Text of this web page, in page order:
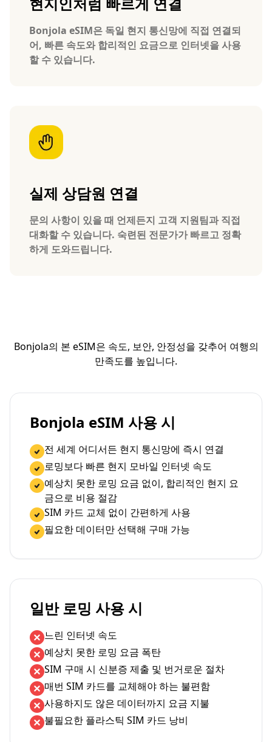
Bonjola eSIM은 독일 현지 통신망에 직접 연결되
어, 빠른 속도와 합리적인 요금으로 인터넷을 사용
할 수 있습니다.
실제 상담원 연결
문의 사항이 있을 때 언제든지 고객 지원팀과 직접
대화할 수 있습니다. 숙련된 전문가가 빠르고 정확
하게 도와드립니다.
Bonjola의 본 eSIM은 속도, 보안, 안정성을 갖추어 여행의
만족도를 높입니다.
Bonjola eSIM 사용 시
전 세계 어디서든 현지 통신망에 즉시 연결
로밍보다 빠른 현지 모바일 인터넷 속도
예상치 못한 로밍 요금 없이, 합리적인 현지 요
금으로 비용 절감
SIM 카드 교체 없이 간편하게 사용
필요한 데이터만 선택해 구매 가능
일반 로밍 사용 시
느린 인터넷 속도
예상치 못한 로밍 요금 폭탄
SIM 구매 시 신분증 제출 및 번거로운 절차
매번 SIM 카드를 교체해야 하는 불편함
사용하지도 않은 데이터까지 요금 지불
불필요한 플라스틱 SIM 카드 낭비